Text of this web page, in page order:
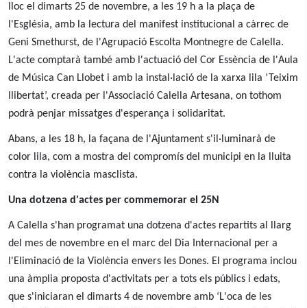
lloc el dimarts 25 de novembre, a les 19 h a la plaça de
l'Església, amb la lectura del manifest institucional a càrrec de
Geni Smethurst, de l'Agrupació Escolta Montnegre de Calella.
L'acte comptarà també amb l'actuació del Cor Essència de l'Aula
de Música Can Llobet i amb la instal·lació de la xarxa lila ‘Teixim
llibertat’, creada per l'Associació Calella Artesana, on tothom
podrà penjar missatges d'esperança i solidaritat.
Abans, a les 18 h, la façana de l'Ajuntament s'il·luminarà de
color lila, com a mostra del compromís del municipi en la lluita
contra la violència masclista.
Una dotzena d'actes per commemorar el 25N
A Calella s'han programat una dotzena d'actes repartits al llarg
del mes de novembre en el marc del Dia Internacional per a
l'Eliminació de la Violència envers les Dones. El programa inclou
una àmplia proposta d'activitats per a tots els públics i edats,
que s'iniciaran el dimarts 4 de novembre amb ‘L'oca de les